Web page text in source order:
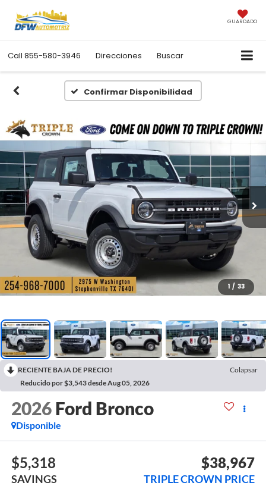
GUARDADO
Call 855-580-3946 Direcciones Buscar
Confirmar Disponibilidad
1 / 33
RECIENTE BAJA DE PRECIO!
Colapsar
Reducido por $3,543 desde Aug 05, 2026
2026 Ford Bronco
Disponible
$5,318
SAVINGS
$38,967
TRIPLE CROWN PRICE